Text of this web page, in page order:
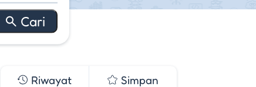
Riwayat Simpan